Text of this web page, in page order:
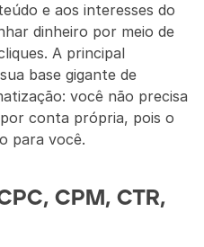
e aos interesses do
dinheiro por meio de
A principal
base gigante de
você não precisa
conta própria, pois o
para você.
CPM, CTR,